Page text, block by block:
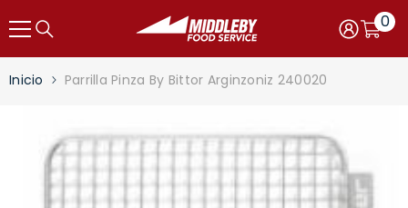
Saltar al contenido
Iniciar
sesión
Carro
0
0
item
Inicio Parrilla Pinza By Bittor Arginzoniz 240020